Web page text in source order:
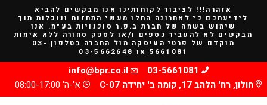
קריאה
אזהרה!!! לציבור לקוחותינו אנו מבקשים להביא
לידיעתכם כי לאחרונה החלו מעשי התחזות ונוכלות תוך
שימוש בשמה של חברת ב.פ.ר סוכנויות בע"מ. אנו
מבקשים לא להעביר כספים ו/או לספק סחורה ללא אימות
מוקדם של פרטי העיסקה מול החברה בטלפון 03-
5661081 או 03-5662648
03-5661081
info@bpr.co.il
חולון, רח' הלהב 17, קומה ב' יחידה C-07
א'-ה' 08:00-17:00